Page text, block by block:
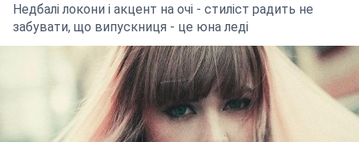
Недбалі локони і акцент на очі - стиліст радить не
забувати, що випускниця - це юна леді